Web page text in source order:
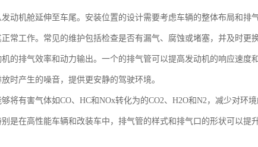
动机舱延伸至车尾。安装位置的设计需要考虑车辆的整体布局和排气
常工作。常见的维护包括检查是否有漏气、腐蚀或堵塞，并及时更
的排气效率和动力输出。一个的排气管可以提高发动机的响应速度
时产生的噪音，提供更安静的驾驶环境。
将有害气体如CO、HC和NOx转化为的CO2、H2O和N2，减少对环境
是在高性能车辆和改装车中，排气管的样式和排气口的形状可以提